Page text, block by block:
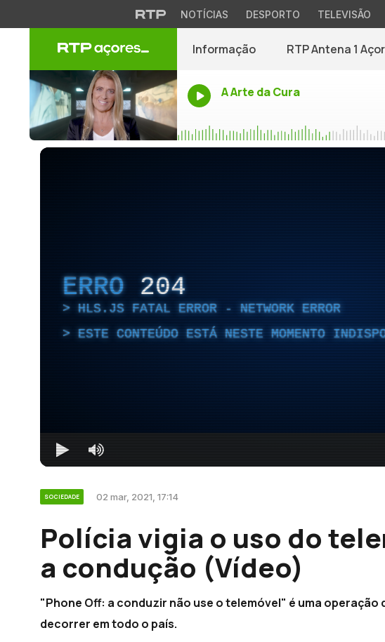
NOTÍCIAS DESPORTO TELEVISÃO
Informação RTP Antena 1
A Arte da Cura
ERRO 204
HLS.JS FATAL ERROR - NETWORK ERROR
ESTE CONTEÚDO ESTÁ NESTE MOMENTO
SOCIEDADE 02 mar, 2021, 17:14
Polícia vigia o uso do
a condução (Vídeo)
"Phone Off: a conduzir não use o telemóvel" é uma operação
decorrer em todo o país.